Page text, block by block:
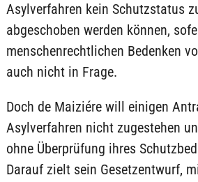
Asylverfahren kein Schutzstatus
abgeschoben werden können,
menschenrechtlichen Bedenken
auch nicht in Frage.
Doch de Maiziére will einigen
Asylverfahren nicht zugestehen
ohne Überprüfung ihres
Darauf zielt sein Gesetzentwurf,